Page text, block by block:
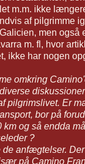
m.m. ikke
af pilgrimme
men også
m. fl, hvor
ikke har nogen
omkring
pilgrimslivet. Er
bor på
km og så endda
?
de anfægtelser.
på Camino